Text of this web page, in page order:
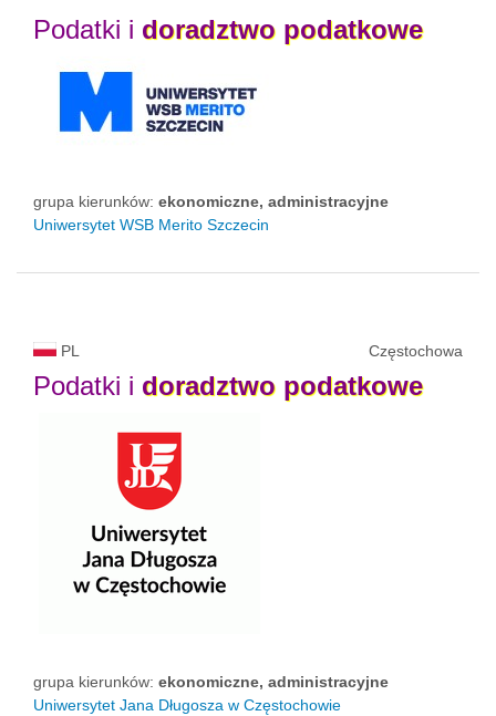
Podatki i doradztwo podatkowe
grupa kierunków: ekonomiczne, administracyjne
Uniwersytet WSB Merito Szczecin
PL Częstochowa
Podatki i doradztwo podatkowe
grupa kierunków: ekonomiczne, administracyjne
Uniwersytet Jana Długosza w Częstochowie